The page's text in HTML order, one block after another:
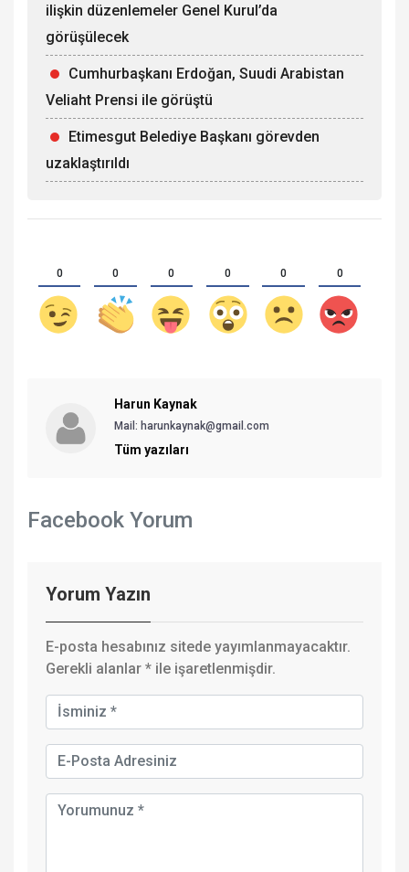
ilişkin düzenlemeler Genel Kurul’da
görüşülecek
Cumhurbaşkanı Erdoğan, Suudi Arabistan
Veliaht Prensi ile görüştü
Etimesgut Belediye Başkanı görevden
uzaklaştırıldı
0 0 0 0 0 0
Harun Kaynak
Mail: harunkaynak@gmail.com
Tüm yazıları
Facebook Yorum
Yorum Yazın
E-posta hesabınız sitede yayımlanmayacaktır.
Gerekli alanlar * ile işaretlenmişdir.